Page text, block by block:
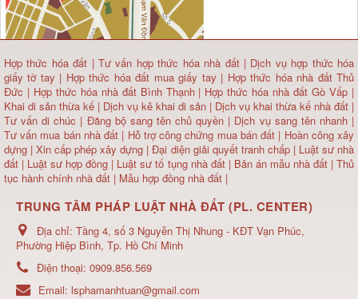
Hợp thức hóa đất |Tư vấn hợp thức hóa nhà đất| Dịch vụ hợp thức hóa
giấy tờ tay | Hợp thức hóa đất mua giấy tay | Hợp thức hóa nhà đất Thủ
Đức | Hợp thức hóa nhà đất Bình Thạnh | Hợp thức hóa nhà đất Gò Vấp |
Khai di sản thừa kế | Dịch vụ kê khai di sản | Dịch vụ khai thừa kế nhà đất |
Tư vấn di chúc | Đăng bộ sang tên chủ quyền | Dịch vụ sang tên nhanh |
Tư vấn mua bán nhà đất | Hỗ trợ công chứng mua bán đất | Hoàn công xây
dựng | Xin cấp phép xây dựng |Đại diện giải quyết tranh chấp | Luật sư nhà
đất | Luật sư hợp đồng | Luật sư tố tụng nhà đất | Bản án mẫu nhà đất|Thủ
tục hành chính nhà đất | Mẫu hợp đồng nhà đất |
TRUNG TÂM PHÁP LUẬT NHÀ ĐẤT (PL. CENTER)
Địa chỉ: Tầng 4, số 3 Nguyễn Thị Nhung - KĐT Vạn Phúc,
Phường Hiệp Bình, Tp. Hồ Chí Minh
Điện thoại: 0909.856.569
Email: lsphamanhtuan@gmail.com